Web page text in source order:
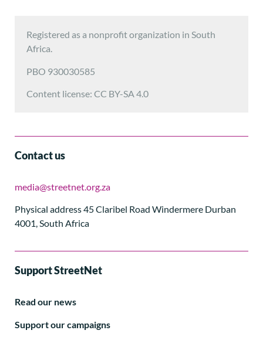
Registered as a nonprofit organization in South
Africa.
PBO 930030585
Content license: CC BY-SA 4.0
Contact us
media@streetnet.org.za
Physical address 45 Claribel Road Windermere Durban
4001, South Africa
Support StreetNet
Read our news
Support our campaigns